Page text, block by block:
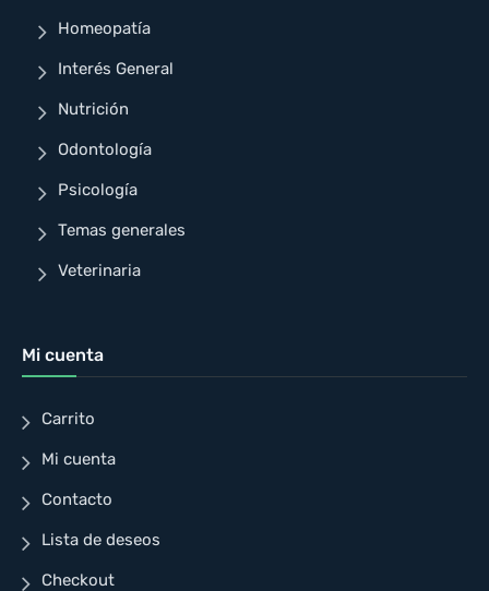
Homeopatía
Interés General
Nutrición
Odontología
Psicología
Temas generales
Veterinaria
Mi cuenta
Carrito
Mi cuenta
Contacto
Lista de deseos
Checkout